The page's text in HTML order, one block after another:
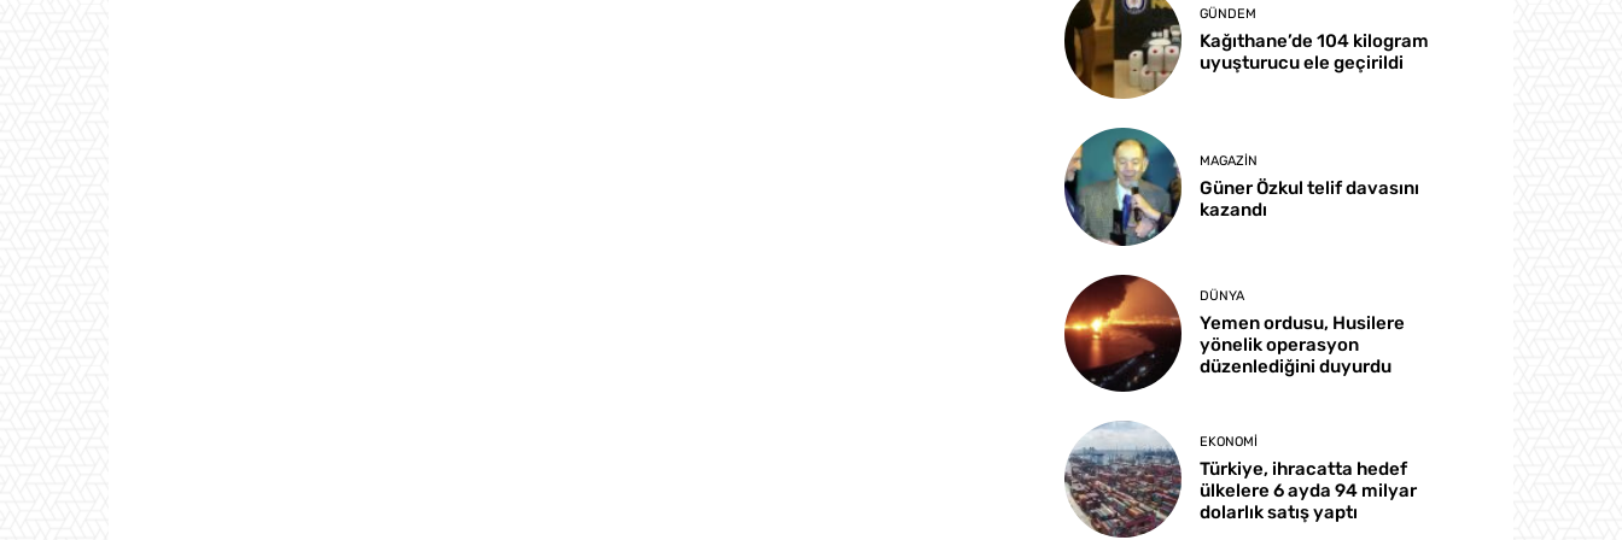
GÜNDEM
Kağıthane’de 104 kilogram
uyuşturucu ele geçirildi
MAGAZIN
Güner Özkul telif davasını
kazandı
DÜNYA
Yemen ordusu, Husilere
yönelik operasyon
düzenlediğini duyurdu
EKONOMI
Türkiye, ihracatta hedef
ülkelere 6 ayda 94 milyar
dolarlık satış yaptı